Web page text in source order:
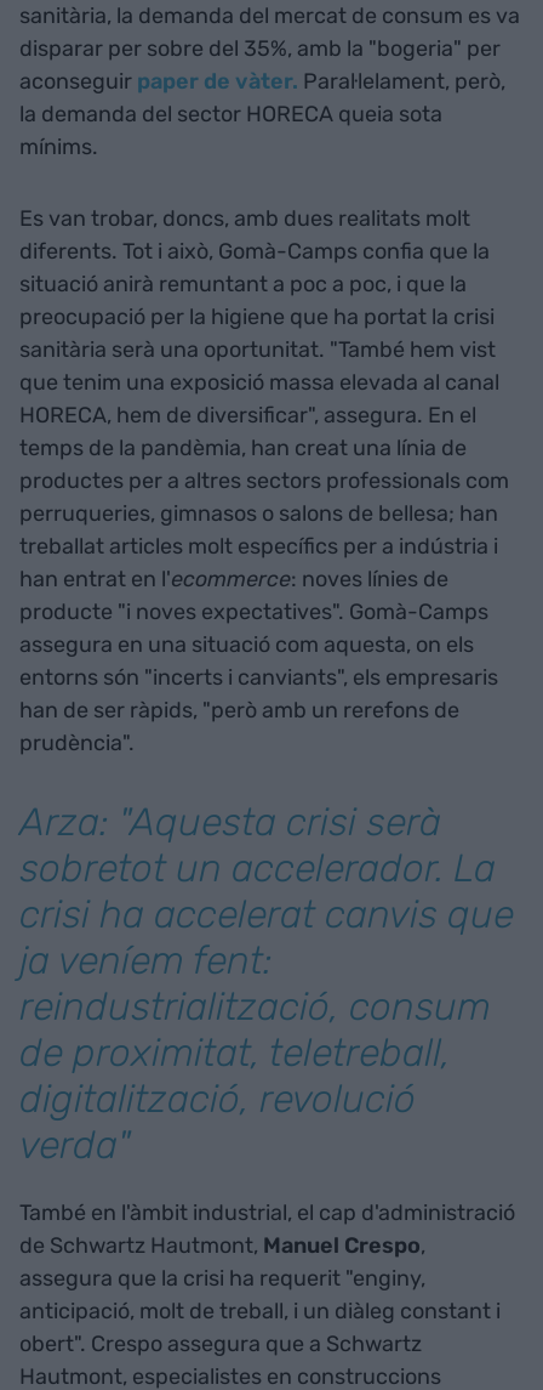
sanitària, la demanda del mercat de consum es va
disparar per sobre del 35%, amb la "bogeria" per
aconseguir paper de vàter. Paral·lelament, però,
la demanda del sector HORECA queia sota
mínims.
Es van trobar, doncs, amb dues realitats molt
diferents. Tot i això, Gomà-Camps confia que la
situació anirà remuntant a poc a poc, i que la
preocupació per la higiene que ha portat la crisi
sanitària serà una oportunitat. "També hem vist
que tenim una exposició massa elevada al canal
HORECA, hem de diversificar", assegura. En el
temps de la pandèmia, han creat una línia de
productes per a altres sectors professionals com
perruqueries, gimnasos o salons de bellesa; han
treballat articles molt específics per a indústria i
han entrat en l'ecommerce: noves línies de
producte "i noves expectatives". Gomà-Camps
assegura en una situació com aquesta, on els
entorns són "incerts i canviants", els empresaris
han de ser ràpids, "però amb un rerefons de
prudència".
Arza: "Aquesta crisi serà
sobretot un accelerador. La
crisi ha accelerat canvis que
ja veníem fent:
reindustrialització, consum
de proximitat, teletreball,
digitalització, revolució
verda"
També en l'àmbit industrial, el cap d'administració
de Schwartz Hautmont, Manuel Crespo,
assegura que la crisi ha requerit "enginy,
anticipació, molt de treball, i un diàleg constant i
obert". Crespo assegura que a Schwartz
Hautmont, especialistes en construccions